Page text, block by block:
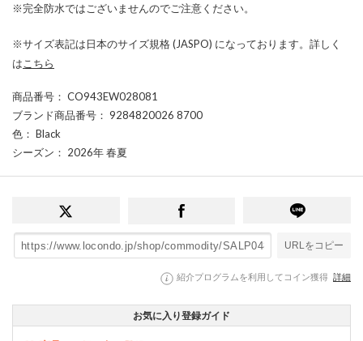
※完全防水ではございませんのでご注意ください。
※サイズ表記は日本のサイズ規格 (JASPO) になっております。詳しく
は こちら
商品番号 ： CO943EW028081
ブランド商品番号 ： 9284820026 8700
色 ： Black
シーズン ： 2026年 春夏
URLをコピー
紹介プログラムを利用してコイン獲得 詳細
お気に入り登録ガイド